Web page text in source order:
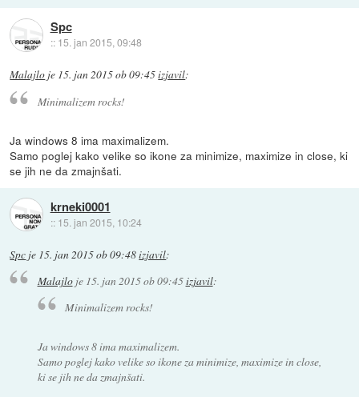
Spc
:: 15. jan 2015, 09:48
Malajlo je 15. jan 2015 ob 09:45izjavil:
Minimalizem rocks!
Ja windows 8 ima maximalizem.
Samo poglej kako velike so ikone za minimize, maximize in close, ki
se jih ne da zmajnšati.
krneki0001
:: 15. jan 2015, 10:24
Spc je 15. jan 2015 ob 09:48izjavil:
Malajloje 15. jan 2015 ob 09:45izjavil:
Minimalizem rocks!
Ja windows 8 ima maximalizem.
Samo poglej kako velike so ikone za minimize, maximize in close,
ki se jih ne da zmajnšati.